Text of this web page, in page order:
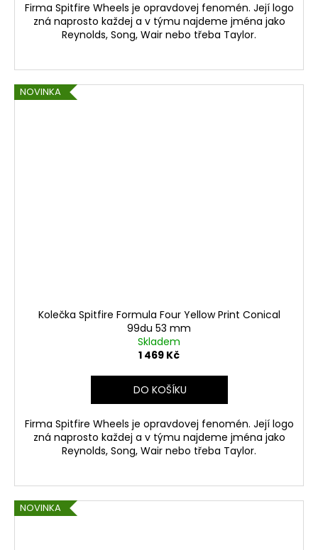
Firma Spitfire Wheels je opravdovej fenomén. Její logo
zná naprosto každej a v týmu najdeme jména jako
Reynolds, Song, Wair nebo třeba Taylor.
NOVINKA
Kolečka Spitfire Formula Four Yellow Print Conical
99du 53 mm
Skladem
1 469 Kč
DO KOŠÍKU
Firma Spitfire Wheels je opravdovej fenomén. Její logo
zná naprosto každej a v týmu najdeme jména jako
Reynolds, Song, Wair nebo třeba Taylor.
NOVINKA